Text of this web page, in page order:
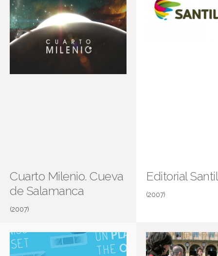
Cuarto Milenio. Cueva
de Salamanca
(2007)
Más información en IMDB
Editorial
(2007)